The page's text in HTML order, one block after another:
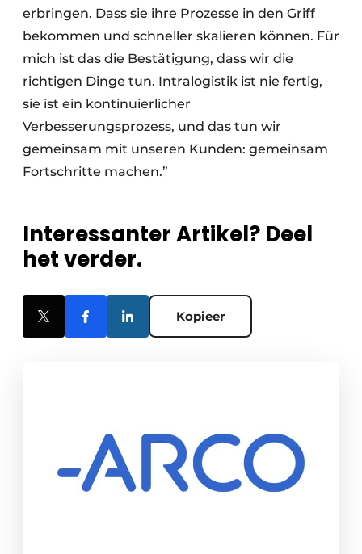
erbringen. Dass sie ihre Prozesse in den Griff
bekommen und schneller skalieren können. Für
mich ist das die Bestätigung, dass wir die
richtigen Dinge tun. Intralogistik ist nie fertig,
sie ist ein kontinuierlicher
Verbesserungsprozess, und das tun wir
gemeinsam mit unseren Kunden: gemeinsam
Fortschritte machen.”
Interessanter Artikel? Deel
het verder.
Kopieer